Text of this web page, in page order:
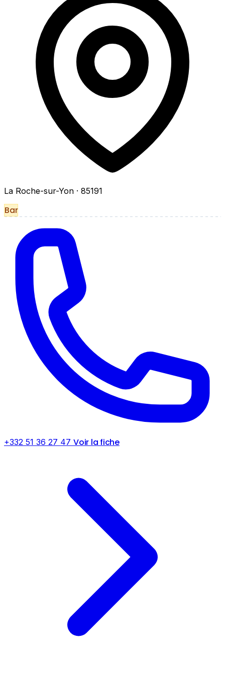
La Roche-sur-Yon · 85191
Bar
+332 51 36 27 47 Voir la fiche